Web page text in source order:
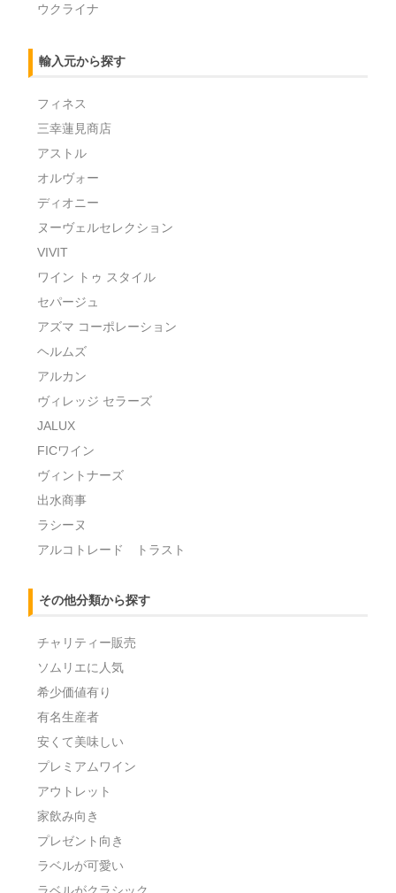
ウクライナ
輸入元から探す
フィネス
三幸蓮見商店
アストル
オルヴォー
ディオニー
ヌーヴェルセレクション
VIVIT
ワイン トゥ スタイル
セパージュ
アズマ コーポレーション
ヘルムズ
アルカン
ヴィレッジ セラーズ
JALUX
FICワイン
ヴィントナーズ
出水商事
ラシーヌ
アルコトレード トラスト
その他分類から探す
チャリティー販売
ソムリエに人気
希少価値有り
有名生産者
安くて美味しい
プレミアムワイン
アウトレット
家飲み向き
プレゼント向き
ラベルが可愛い